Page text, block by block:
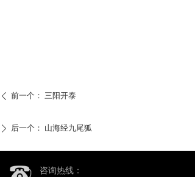
ꄴ 前一个： 三阳开泰
ꄲ 后一个： 山海经九尾狐
咨询热线：